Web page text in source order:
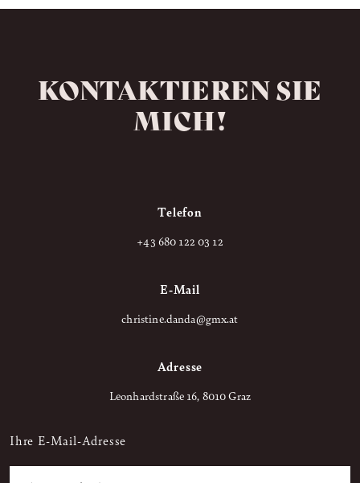
KONTAKTIEREN SIE
MICH!
Telefon
+43 680 122 03 12
E-Mail
christine.danda@gmx.at
Adresse
Leonhardstraße 16, 8010 Graz
Ihre E-Mail-Adresse